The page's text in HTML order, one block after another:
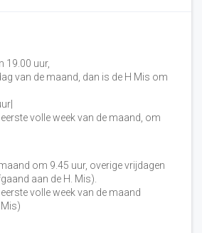
19.00 uur,
van de maand, dan is de H Mis om
volle week van de maand, om
om 9.45 uur, overige vrijdagen
aan de H. Mis).
volle week van de maand